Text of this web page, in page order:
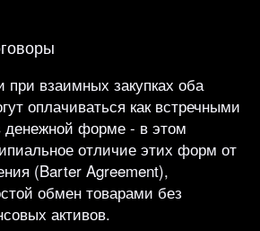
при взаимных закупках оба
оплачиваться как встречными
денежной форме - в этом
отличие этих форм от
(Barter Agreement),
обмен товарами без
активов.